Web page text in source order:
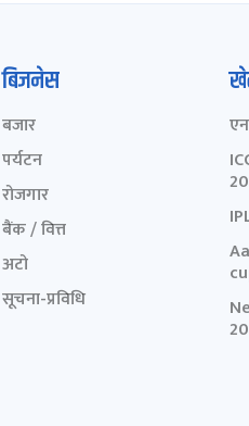
बिजनेस
बजार
पर्यटन
रोजगार
बैंक / वित्त
अटो
सूचना-प्रविधि